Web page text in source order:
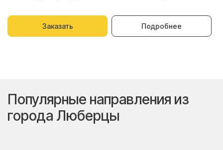
Заказать Подробнее
Популярные направления из
города Люберцы